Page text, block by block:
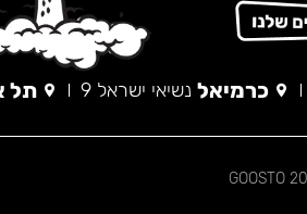
כרמיאל נשיאי ישראל 9 תל